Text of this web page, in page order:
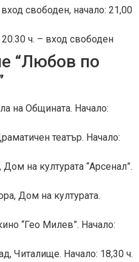
свободен, начало: 21,00
ч. – вход свободен
“Любов по
на Общината. Начало:
театър. Начало:
на културата “Арсенал”.
Дом на културата.
“Гео Милев”. Начало:
Читалище. Начало: 18,30 ч.